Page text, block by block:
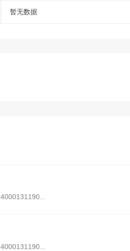
暂无数据